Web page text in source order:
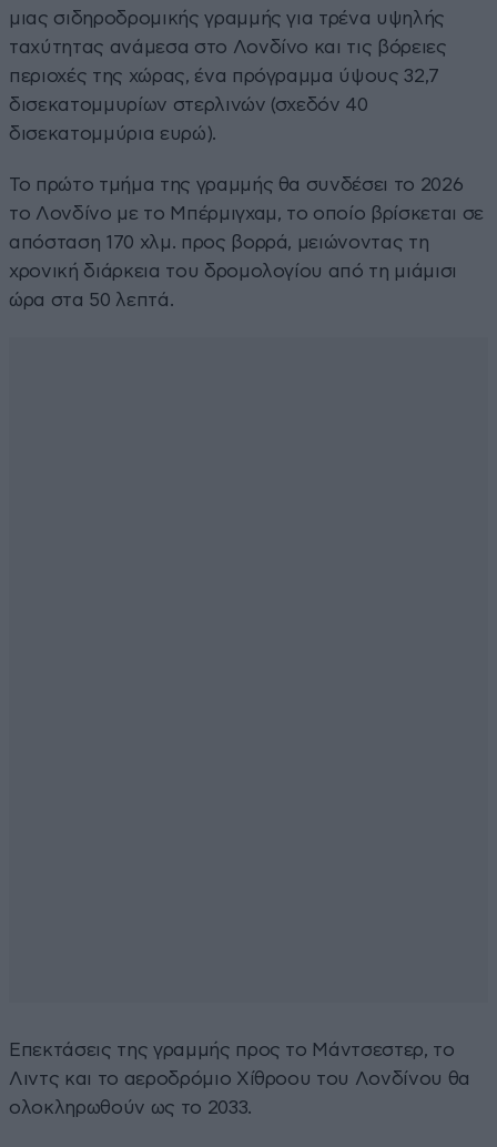
μιας σιδηροδρομικής γραμμής για τρένα υψηλής
ταχύτητας ανάμεσα στο Λονδίνο και τις βόρειες
περιοχές της χώρας, ένα πρόγραμμα ύψους 32,7
δισεκατομμυρίων στερλινών (σχεδόν 40
δισεκατομμύρια ευρώ).
Το πρώτο τμήμα της γραμμής θα συνδέσει το 2026
το Λονδίνο με το Μπέρμιγχαμ, το οποίο βρίσκεται σε
απόσταση 170 χλμ. προς βορρά, μειώνοντας τη
χρονική διάρκεια του δρομολογίου από τη μιάμισι
ώρα στα 50 λεπτά.
Επεκτάσεις της γραμμής προς το Μάντσεστερ, το
Λιντς και το αεροδρόμιο Χίθροου του Λονδίνου θα
ολοκληρωθούν ως το 2033.